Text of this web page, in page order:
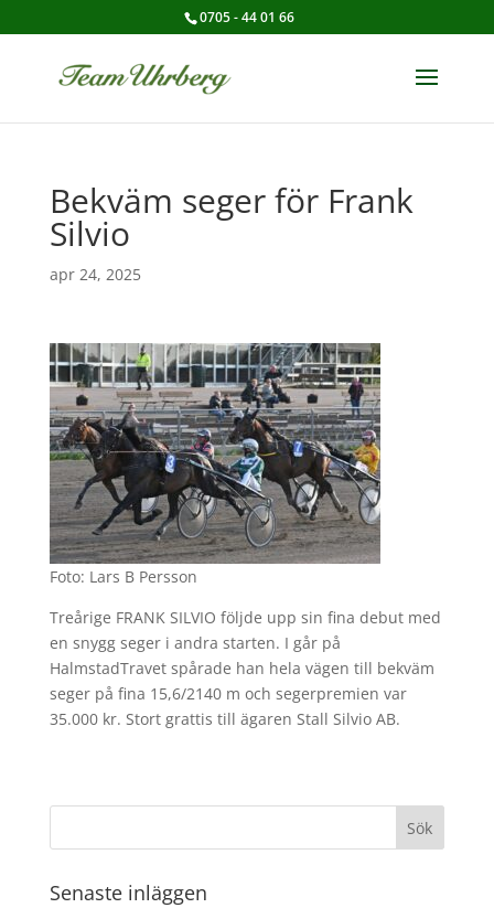
0705 - 44 01 66
Bekväm seger för Frank
Silvio
apr 24, 2025
Foto: Lars B Persson
Treårige FRANK SILVIO följde upp sin fina debut med
en snygg seger i andra starten. I går på
HalmstadTravet spårade han hela vägen till bekväm
seger på fina 15,6/2140 m och segerpremien var
35.000 kr. Stort grattis till ägaren Stall Silvio AB.
Senaste inläggen